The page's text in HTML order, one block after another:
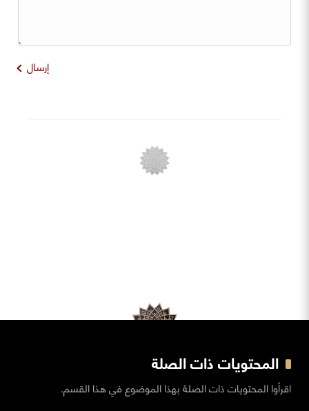
إرسال
المحتويات ذات الصلة
اقرأوا المحتويات ذات الصلة بهذا الموضوع في هذا القسم.